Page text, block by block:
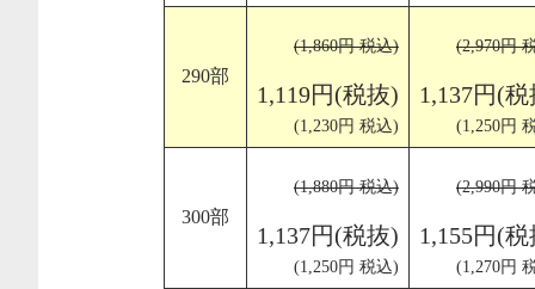
290部
(1,860円 税込)
1,119円(税抜)
(1,230円 税込)
(2,970円
1,137円(
(1,250円
300部
(1,880円 税込)
1,137円(税抜)
(1,250円 税込)
(2,990円
1,155円(
(1,270円